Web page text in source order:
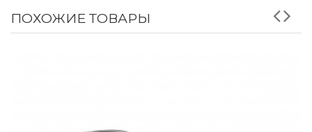
ПОХОЖИЕ ТОВАРЫ